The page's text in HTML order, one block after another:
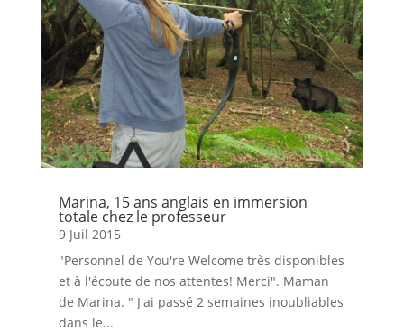
Marina, 15 ans anglais en immersion
totale chez le professeur
9 Juil 2015
"Personnel de You're Welcome très disponibles
et à l'écoute de nos attentes! Merci". Maman
de Marina. " J'ai passé 2 semaines inoubliables
dans le...